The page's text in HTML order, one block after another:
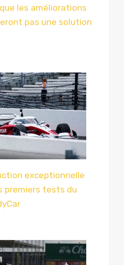
les améliorations
pas une solution
exceptionnelle
premiers tests du